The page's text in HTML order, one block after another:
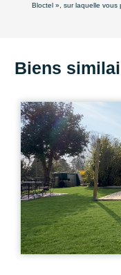
Bloctel », sur laquelle vous
Biens